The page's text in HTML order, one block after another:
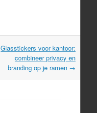
Glasstickers voor kantoor:
combineer privacy en
branding op je ramen →